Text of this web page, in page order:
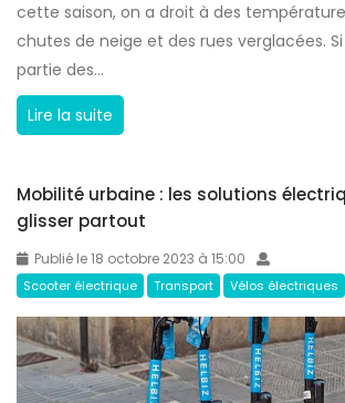
g
r
n
e
o
t
i
e
t
t
e
é
cette saison, on a droit à des
chutes de neige et des rues verglacées.
partie des...
Lire la suite
t
r
o
t
t
i
n
Mobilité urbaine : les solutions
glisser partout
Publié le 18 octobre 2023 à 15:00
Scooter électrique Transport Vélos électriques